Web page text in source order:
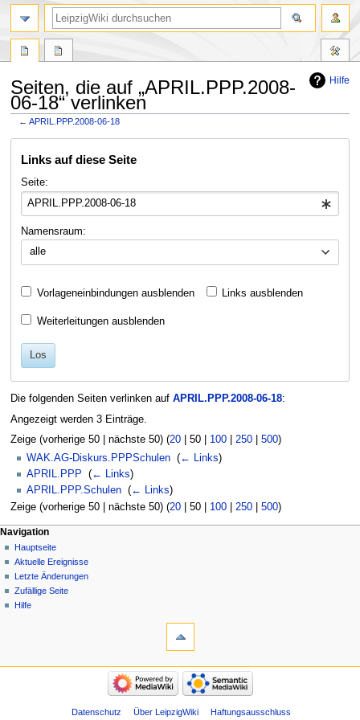
Hilfe
Seiten, die auf „APRIL.PPP.2008-
06-18“ verlinken
←APRIL.PPP.2008-06-18
Navigation
Suche
Links auf diese Seite
Seite:
Namensraum:
alle
Vorlageneinbindungen ausblenden Links ausblenden
Weiterleitungen ausblenden
Los
Die folgenden Seiten verlinken auf APRIL.PPP.2008-06-18:
Angezeigt werden 3 Einträge.
Zeige (vorherige 50| nächste 50) (20| 50| 100| 250| 500)
WAK.AG-Diskurs.PPPSchulen (← Links)
APRIL.PPP
(← Links)
APRIL.PPP.Schulen (← Links)
Zeige (vorherige 50| nächste 50) (20| 50| 100| 250| 500)
Navigation
Hauptseite
Aktuelle Ereignisse
Letzte Änderungen
Zufällige Seite
Hilfe
Datenschutz Über LeipzigWiki Haftungsausschluss